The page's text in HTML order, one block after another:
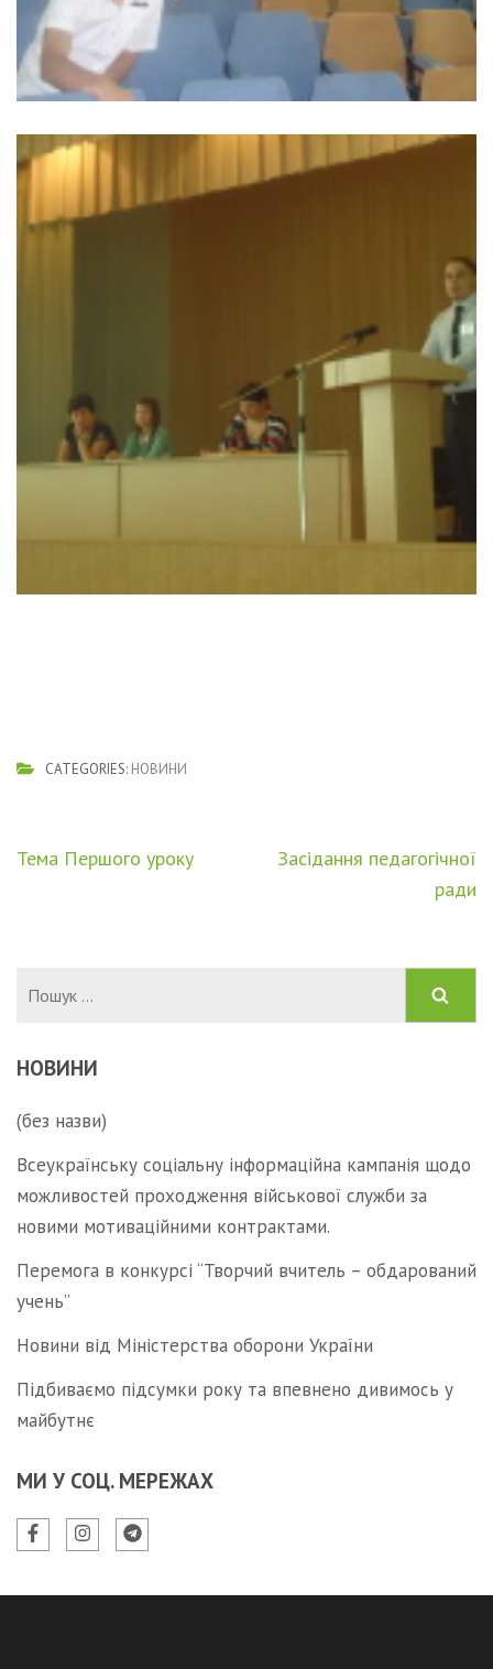
CATEGORIES: НОВИНИ
Навігація
Тема Першого уроку
Засідання педагогічної
ради
НОВИНИ
(без назви)
Всеукраїнську соціальну інформаційна кампанія щодо
можливостей проходження військової служби за
новими мотиваційними контрактами.
Перемога в конкурсі “Творчий вчитель – обдарований
учень”
Новини від Міністерства оборони України
Підбиваємо підсумки року та впевнено дивимось у
майбутнє
МИ У СОЦ. МЕРЕЖАХ